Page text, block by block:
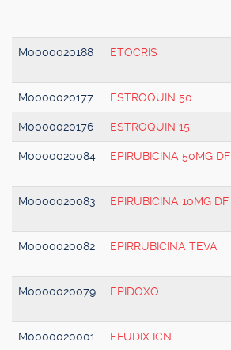
M0000020188 ETOCRIS
M0000020177 ESTROQUIN 50
M0000020176 ESTROQUIN 15
M0000020084 EPIRUBICINA 50MG DF
M0000020083 EPIRUBICINA 10MG DF
M0000020082 EPIRRUBICINA TEVA
M0000020079 EPIDOXO
M0000020001 EFUDIX ICN